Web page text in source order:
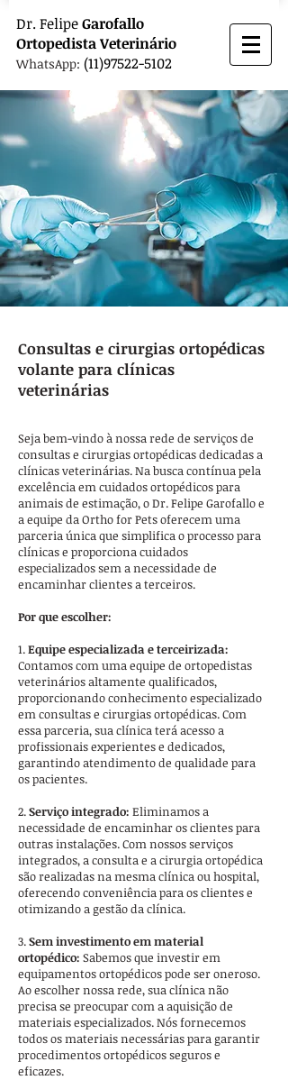
Dr. FelipeGarofallo
OrtopedistaVeterinário
WhatsApp: (11)97522-5102
Consultas e cirurgias ortopédicas
volante para clínicas
veterinárias
Seja bem-vindo à nossa rede de serviços de
consultas e cirurgias ortopédicas dedicadas a
clínicas veterinárias. Na busca contínua pela
excelência em cuidados ortopédicos para
animais de estimação, o Dr. Felipe Garofallo e
a equipe da Ortho for Pets oferecem uma
parceria única que simplifica o processo para
clínicas e proporciona cuidados
especializados sem a necessidade de
encaminhar clientes a terceiros.
Por que escolher:
1.Equipe especializada e terceirizada:
Contamos com uma equipe de ortopedistas
veterinários altamente qualificados,
proporcionando conhecimento especializado
em consultas e cirurgias ortopédicas. Com
essa parceria, sua clínica terá acesso a
profissionais experientes e dedicados,
garantindo atendimento de qualidade para
os pacientes.
2.Serviço integrado: Eliminamos a
necessidade de encaminhar os clientes para
outras instalações. Com nossos serviços
integrados, a consulta e a cirurgia ortopédica
são realizadas na mesma clínica ou hospital,
oferecendo conveniência para os clientes e
otimizando a gestão da clínica.
3.Sem investimento em material
ortopédico: Sabemos que investir em
equipamentos ortopédicos pode ser oneroso.
Ao escolher nossa rede, sua clínica não
precisa se preocupar com a aquisição de
materiais especializados. Nós fornecemos
todos os materiais necessárias para garantir
procedimentos ortopédicos seguros e
eficazes.​